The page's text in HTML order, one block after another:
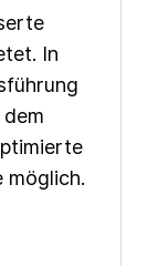
In
möglich.